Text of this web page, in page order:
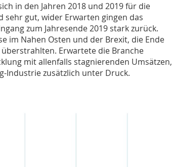
in den Jahren 2018 und 2019 für die
gut, wider Erwarten gingen das
zum Jahresende 2019 stark zurück.
im Nahen Osten und der Brexit, die Ende
Erwartete die Branche
mit allenfalls stagnierenden Umsätzen,
Industrie zusätzlich unter Druck.